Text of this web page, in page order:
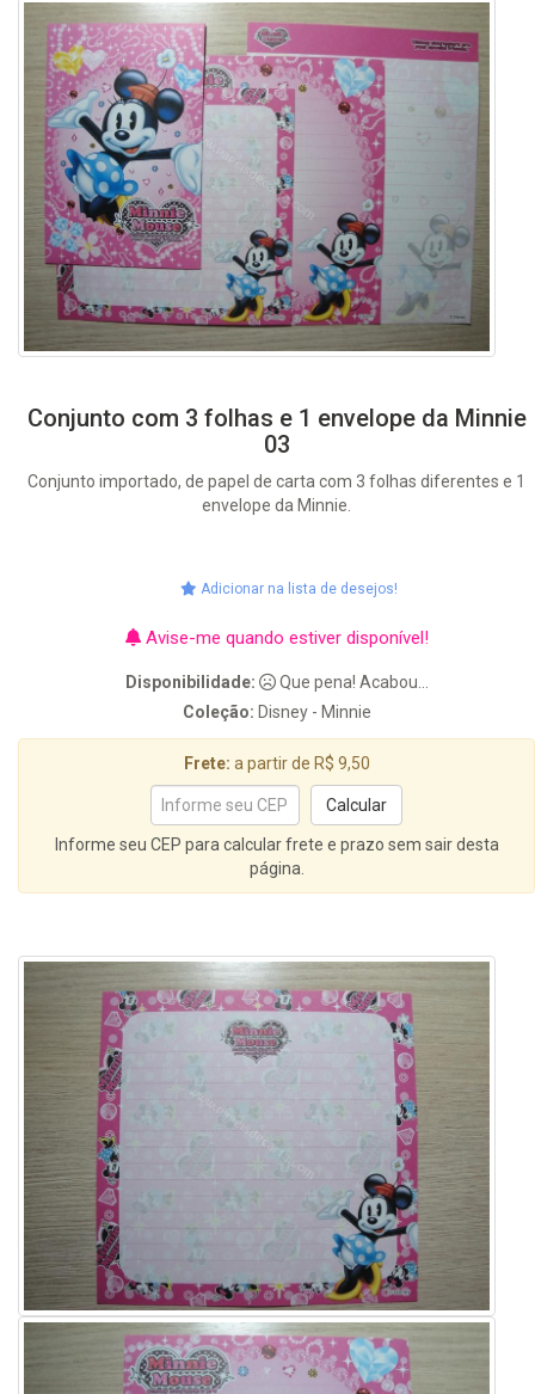
Conjunto com 3 folhas e 1 envelope da Minnie
03
Conjunto importado, de papel de carta com 3 folhas diferentes e 1
envelope da Minnie.
Adicionar na lista de desejos!
Avise-me quando estiver disponível!
Disponibilidade:
Que pena! Acabou...
Coleção: Disney - Minnie
Frete: a partir de R$ 9,50
Informe seu CEP para calcular frete e prazo sem sair desta
página.